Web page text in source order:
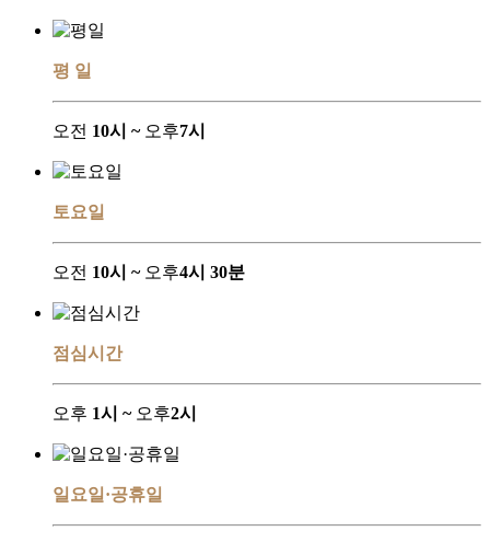
평 일
오전 10시 ~오후7시
토요일
오전 10시 ~오후4시 30분
점심시간
오후 1시 ~오후2시
일요일·공휴일